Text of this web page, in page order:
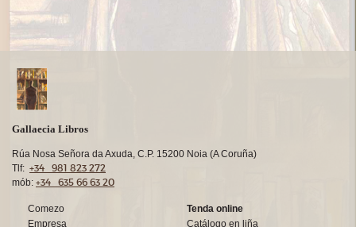
Gallaecia Libros
Rúa Nosa Señora da Axuda, C.P. 15200 Noia (A Coruña)
Tlf: +34 981 823 272
mób: +34 635 66 63 20
Comezo
Empresa
Tenda online
Catálogo en liña